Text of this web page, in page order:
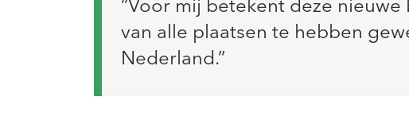
Voor mij betekent deze nieuwe
van alle plaatsen te hebben
Nederland.